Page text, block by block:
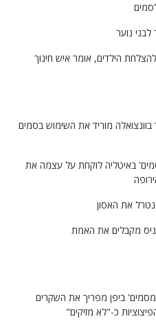
נוער
הילדים, אומר איש חינוך
מוריד את השימוש בסמים
באיטליה לוקחת על עצמה את
את האסון
מקבלים את האמת
ביפן מפריך את השקרים
כ-"לא מזיקים"